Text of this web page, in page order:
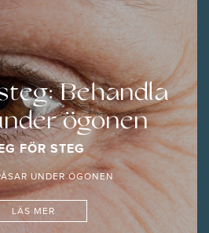
Behandla
ögonen
FÖR STEG
UNDER ÖGONEN
LÄS MER